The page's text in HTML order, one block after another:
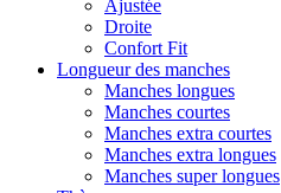
Ajustée
Droite
Confort Fit
Longueur des manches
Manches longues
Manches courtes
Manches extra courtes
Manches extra longues
Manches super longues